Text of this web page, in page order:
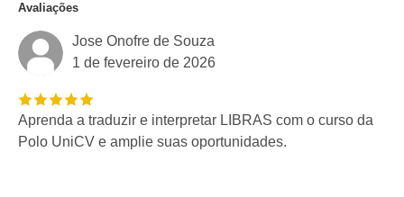
Avaliações
Jose Onofre de Souza
1 de fevereiro de 2026
Aprenda a traduzir e interpretar LIBRAS com o curso da
Polo UniCV e amplie suas oportunidades.